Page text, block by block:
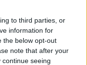
to third parties, or
information for
the below opt-out
note that after your
seeing
utódja a Red